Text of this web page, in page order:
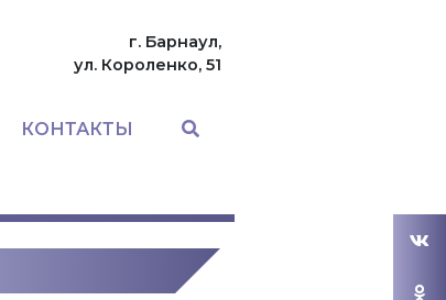
г. Барнаул,
ул. Короленко, 51
КОНТАКТЫ